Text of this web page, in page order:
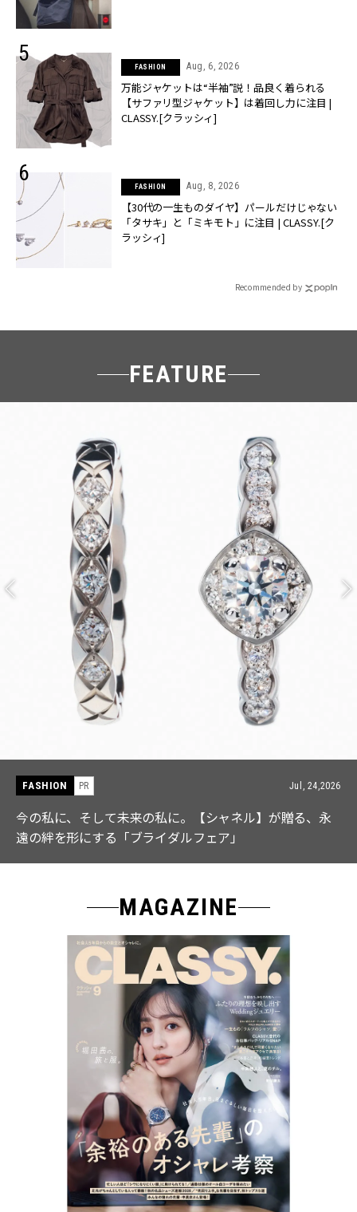
FASHION Aug, 6, 2026
万能ジャケットは“半袖”説！品良く着られる
【サファリ型ジャケット】は着回し力に注目 |
CLASSY.[クラッシィ]
FASHION Aug, 8, 2026
【30代の一生ものダイヤ】パールだけじゃない
「タサキ」と「ミキモト」に注目 | CLASSY.[ク
ラッシィ]
Recommended by
FEATURE
FASHION PR Jul, 24,2026
今の私に、そして未来の私に。【シャネル】が贈る、永
遠の絆を形にする「ブライダルフェア」
MAGAZINE